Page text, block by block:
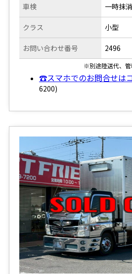
車検
クラス
お問い合わせ番号
一時抹消
小型
2496
※別途陸送代、
☎スマホでのお問合せは
6200)